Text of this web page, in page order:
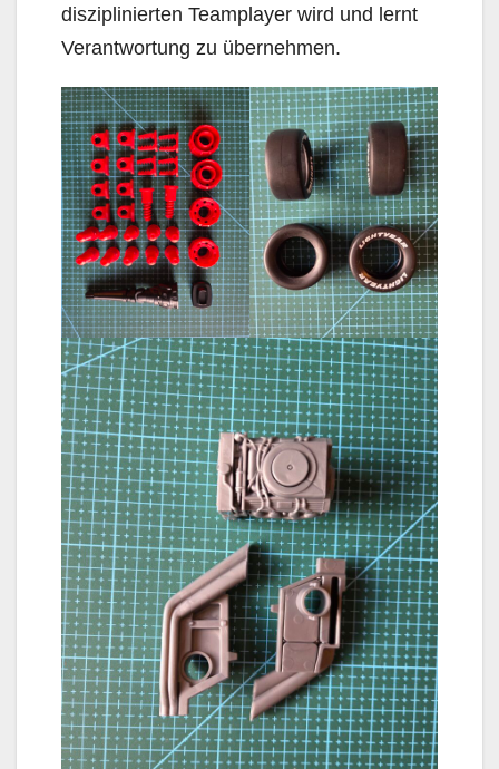
disziplinierten Teamplayer wird und lernt
Verantwortung zu übernehmen.